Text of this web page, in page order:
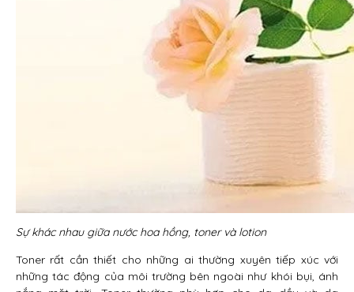
Sự khác nhau giữa nước hoa hồng, toner và lotion
Toner rất cần thiết cho những ai thường xuyên tiếp xúc với
những tác động của môi trường bên ngoài như khói bụi, ánh